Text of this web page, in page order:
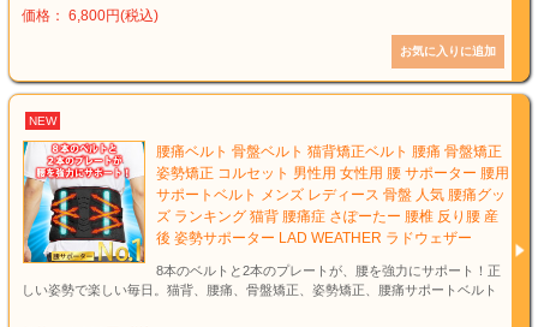
価格： 6,800円(税込)
NEW
腰痛ベルト 骨盤ベルト 猫背矯正ベルト 腰痛 骨盤矯正
姿勢矯正 コルセット 男性用 女性用 腰 サポーター 腰用
サポートベルト メンズ レディース 骨盤 人気 腰痛グッ
ズ ランキング 猫背 腰痛症 さぽーたー 腰椎 反り腰 産
後 姿勢サポーター LAD WEATHER ラドウェザー
8本のベルトと2本のプレートが、腰を強力にサポート！正
しい姿勢で楽しい毎日。猫背、腰痛、骨盤矯正、姿勢矯正、腰痛サポートベルト